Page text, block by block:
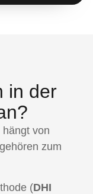
in der
von
zum
(DHI